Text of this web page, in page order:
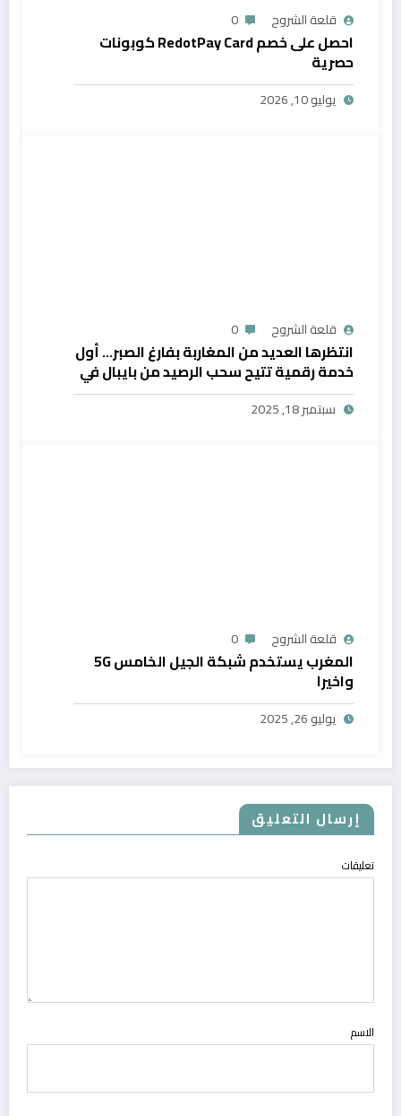
قلعة الشروح 0
احصل على خصم RedotPay Card كوبونات
حصرية
يوليو 10, 2026
قلعة الشروح 0
انتظرها العديد من المغاربة بفارغ الصبر… أول
خدمة رقمية تتيح سحب الرصيد من بايبال في
المغرب
سبتمبر 18, 2025
قلعة الشروح 0
المغرب يستخدم شبكة الجيل الخامس 5G
واخيرا
يوليو 26, 2025
إرسال التعليق
تعليقات
الاسم